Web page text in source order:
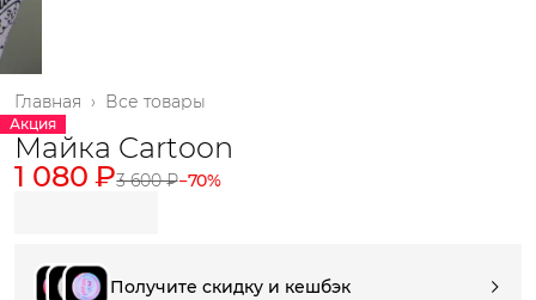
Все товары
Главная ›
Акция
Майка Cartoon
1 080 ₽3 600 ₽−70%
Получите скидку и кешбэк